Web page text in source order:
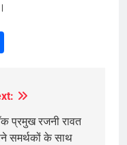
प्रमुख रजनी रावत
समर्थकों के साथ